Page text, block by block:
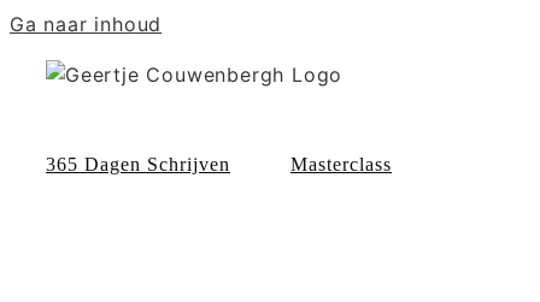
Ga naar inhoud
365 Dagen Schrijven Masterclass